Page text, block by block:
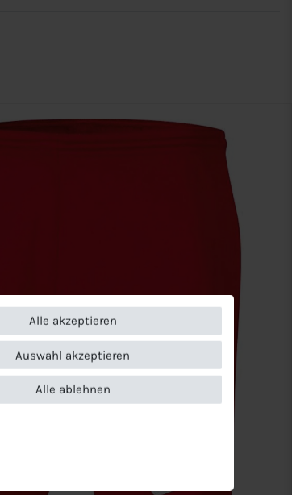
Alle akzeptieren
Alle ablehnen
Auswahl akzeptieren